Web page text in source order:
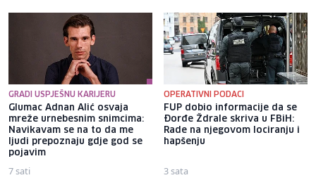
GRADI USPJEŠNU KARIJERU
Glumac Adnan Alić osvaja
mreže urnebesnim snimcima:
Navikavam se na to da me
ljudi prepoznaju gdje god se
pojavim
7 sati
OPERATIVNI PODACI
FUP dobio informacije da se
Đorđe Ždrale skriva u FBiH:
Rade na njegovom lociranju i
hapšenju
3 sata